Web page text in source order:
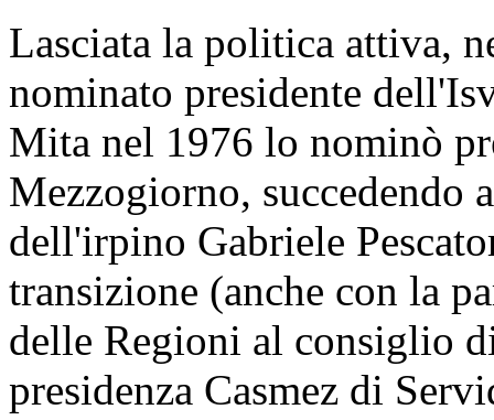
Lasciata la politica attiva,
nominato presidente
Mita nel 1976 lo nominò
Mezzogiorno, succedendo
dell'irpino Gabriele
transizione (anche con la
delle Regioni al consiglio
presidenza Casmez di